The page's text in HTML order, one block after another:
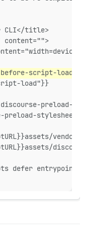
CLI</title>
content="">
script-load">
load"}}
preload-
defer